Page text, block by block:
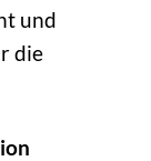
und
die